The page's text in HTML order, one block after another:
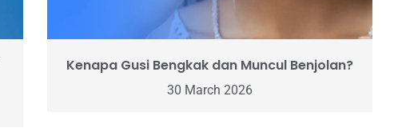
Kenapa Gusi Bengkak dan Muncul Benjolan?
30 March 2026